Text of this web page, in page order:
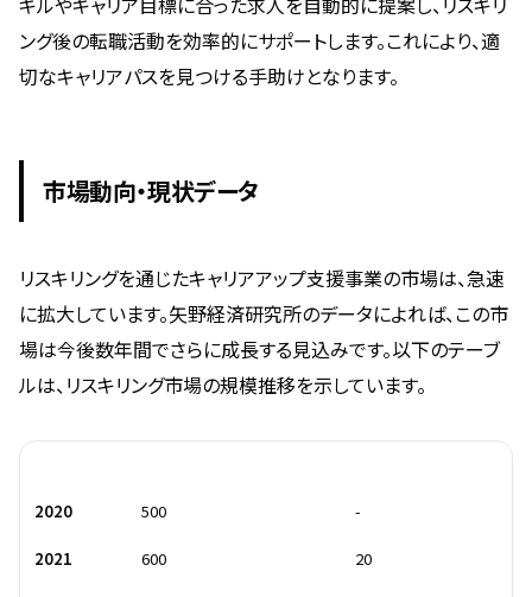
ング後の転職活動を効率的にサポートします。これにより、適
切なキャリアパスを見つける手助けとなります。
市場動向・現状データ
リスキリングを通じたキャリアアップ支援事業の市場は、急速
に拡大しています。矢野経済研究所のデータによれば、この市
場は今後数年間でさらに成長する見込みです。以下のテーブ
ルは、リスキリング市場の規模推移を示しています。
2020 500 -
2021 600 20